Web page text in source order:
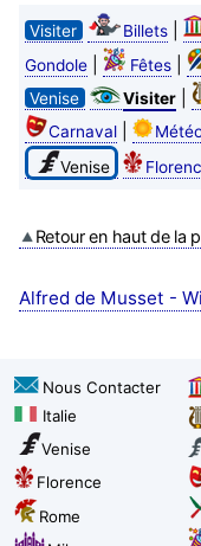
Visiter Billets|
Gondole| Fêtes|
Venise
Visiter|
Carnaval|
Venise
Retour en haut de la
Alfred de Musset -
Nous Contacter
Italie
Venise
Florence
Rome